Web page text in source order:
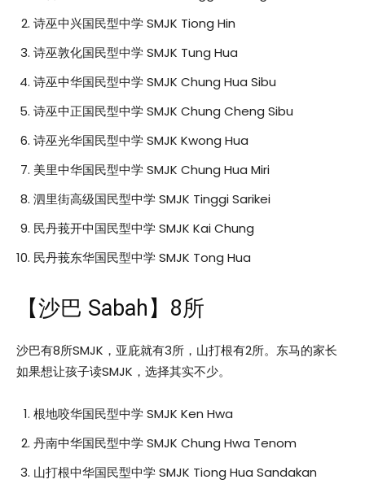
诗巫中兴国民型中学 SMJK Tiong Hin
诗巫敦化国民型中学 SMJK Tung Hua
诗巫中华国民型中学 SMJK Chung Hua Sibu
诗巫中正国民型中学 SMJK Chung Cheng Sibu
诗巫光华国民型中学 SMJK Kwong Hua
美里中华国民型中学 SMJK Chung Hua Miri
泗里街高级国民型中学 SMJK Tinggi Sarikei
民丹莪开中国民型中学 SMJK Kai Chung
民丹莪东华国民型中学 SMJK Tong Hua
【沙巴 Sabah】8所
沙巴有8所SMJK，亚庇就有3所，山打根有2所。东马的家长
如果想让孩子读SMJK，选择其实不少。
根地咬华国民型中学 SMJK Ken Hwa
丹南中华国民型中学 SMJK Chung Hwa Tenom
山打根中华国民型中学 SMJK Tiong Hua Sandakan